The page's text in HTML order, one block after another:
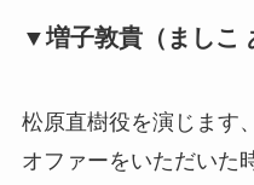
▼増子敦貴（ましこ
松原直樹役を演じます
オファーをいただいた